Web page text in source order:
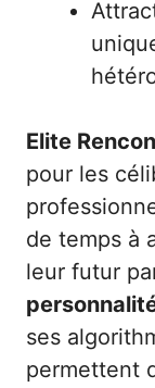
Elite
pour les
de temps à
leur futur
ses
permettent